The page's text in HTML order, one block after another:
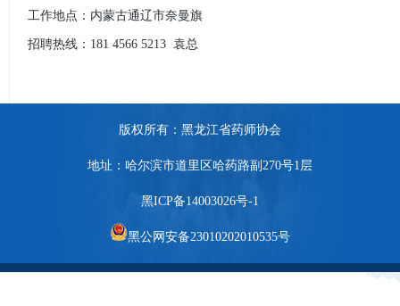
工作地点：内蒙古通辽市奈曼旗
招聘热线：181 4566 5213 袁总
版权所有：黑龙江省药师协会
地址：哈尔滨市道里区哈药路副270号1层
黑ICP备14003026号-1
黑公网安备23010202010535号